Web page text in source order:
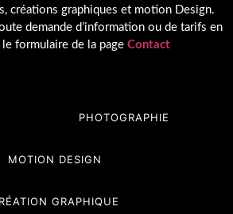
créations graphiques et motion Design.
demande d’information ou de tarifs en
formulaire de la page Contact
PHOTOGRAPHIE
MOTION DESIGN
GRAPHIQUE